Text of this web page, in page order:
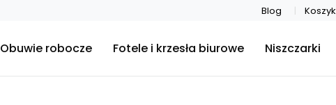
Blog Koszyk
Obuwie robocze Fotele i krzesła biurowe Niszczarki